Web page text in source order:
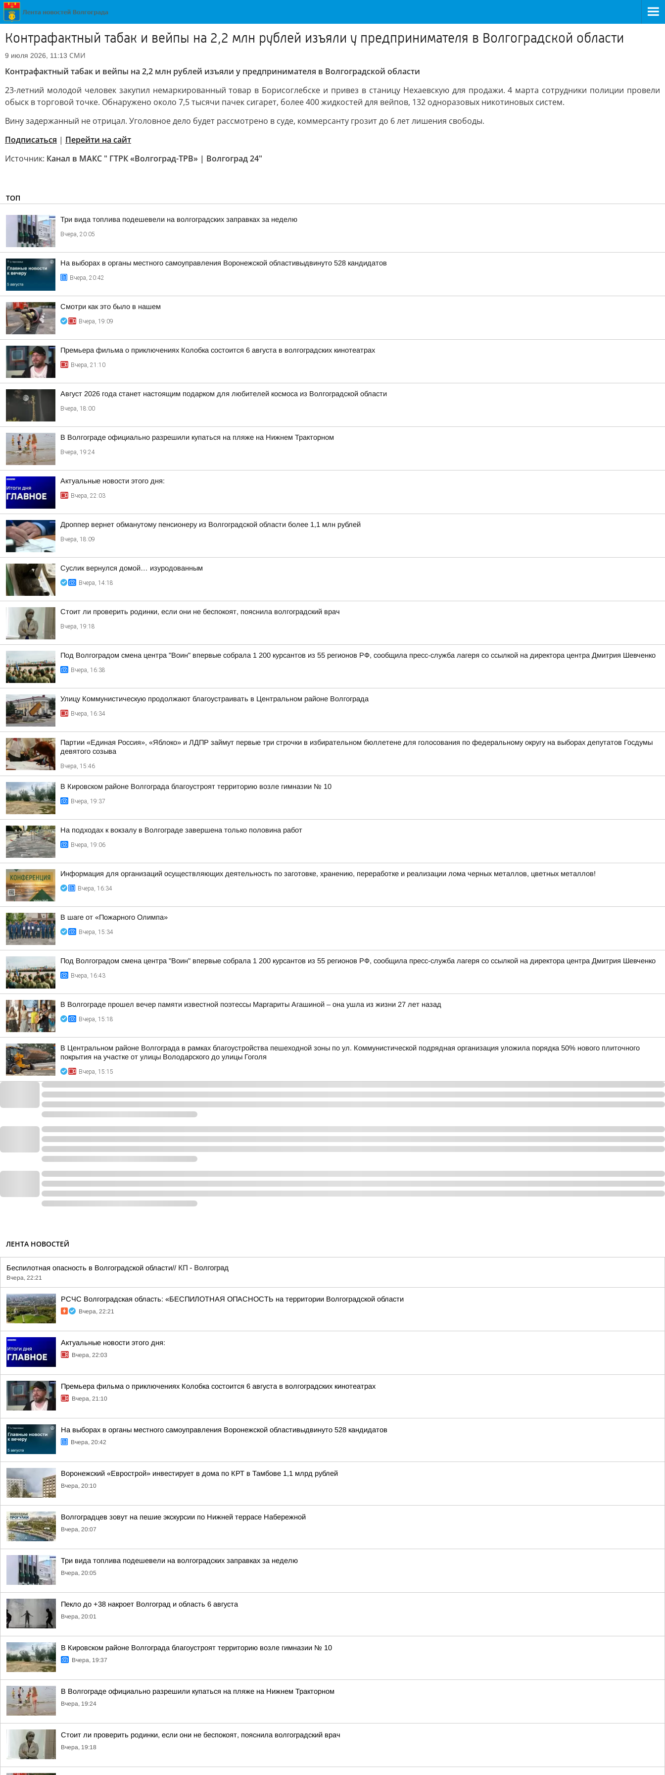
Контрафактный табак и вейпы на 2,2 млн рублей изъяли у предпринимателя в Волгоградской области
9 июля 2026, 11:13 СМИ
Контрафактный табак и вейпы на 2,2 млн рублей изъяли у предпринимателя в Волгоградской области
23-летний молодой человек закупил немаркированный товар в Борисоглебске и привез в станицу Нехаевскую для продажи. 4 марта сотрудники полиции провели
обыск в торговой точке. Обнаружено около 7,5 тысячи пачек сигарет, более 400 жидкостей для вейпов, 132 одноразовых никотиновых систем.
Вину задержанный не отрицал. Уголовное дело будет рассмотрено в суде, коммерсанту грозит до 6 лет лишения свободы.
Подписаться | Перейти на сайт
Источник: Канал в МАКС " ГТРК «Волгоград-ТРВ» | Волгоград 24"
ТОП
Три вида топлива подешевели на волгоградских заправках за неделю
Вчера, 20:05
На выборах в органы местного самоуправления Воронежской областивыдвинуто 528 кандидатов
Вчера, 20:42
Смотри как это было в нашем
Вчера, 19:09
Премьера фильма о приключениях Колобка состоится 6 августа в волгоградских кинотеатрах
Вчера, 21:10
Август 2026 года станет настоящим подарком для любителей космоса из Волгоградской области
Вчера, 18:00
В Волгограде официально разрешили купаться на пляже на Нижнем Тракторном
Вчера, 19:24
Актуальные новости этого дня:
Вчера, 22:03
Дроппер вернет обманутому пенсионеру из Волгоградской области более 1,1 млн рублей
Вчера, 18:09
Суслик вернулся домой… изуродованным
Вчера, 14:18
Стоит ли проверить родинки, если они не беспокоят, пояснила волгоградский врач
Вчера, 19:18
Под Волгоградом смена центра "Воин" впервые собрала 1 200 курсантов из 55 регионов РФ, сообщила пресс-служба лагеря со ссылкой на директора центра Дмитрия Шевченко
Вчера, 16:38
Улицу Коммунистическую продолжают благоустраивать в Центральном районе Волгограда
Вчера, 16:34
Партии «Единая Россия», «Яблоко» и ЛДПР займут первые три строчки в избирательном бюллетене для голосования по федеральному округу на выборах депутатов Госдумы
девятого созыва
Вчера, 15:46
В Кировском районе Волгограда благоустроят территорию возле гимназии № 10
Вчера, 19:37
На подходах к вокзалу в Волгограде завершена только половина работ
Вчера, 19:06
Информация для организаций осуществляющих деятельность по заготовке, хранению, переработке и реализации лома черных металлов, цветных металлов!
Вчера, 16:34
В шаге от «Пожарного Олимпа»
Вчера, 15:34
Под Волгоградом смена центра "Воин" впервые собрала 1 200 курсантов из 55 регионов РФ, сообщила пресс-служба лагеря со ссылкой на директора центра Дмитрия Шевченко
Вчера, 16:43
В Волгограде прошел вечер памяти известной поэтессы Маргариты Агашиной – она ушла из жизни 27 лет назад
Вчера, 15:18
В Центральном районе Волгограда в рамках благоустройства пешеходной зоны по ул. Коммунистической подрядная организация уложила порядка 50% нового плиточного
покрытия на участке от улицы Володарского до улицы Гоголя
Вчера, 15:15
ЛЕНТА НОВОСТЕЙ
Беспилотная опасность в Волгоградской области// КП - Волгоград
Вчера, 22:21
РСЧС Волгоградская область: «БЕСПИЛОТНАЯ ОПАСНОСТЬ на территории Волгоградской области
Вчера, 22:21
Актуальные новости этого дня:
Вчера, 22:03
Премьера фильма о приключениях Колобка состоится 6 августа в волгоградских кинотеатрах
Вчера, 21:10
На выборах в органы местного самоуправления Воронежской областивыдвинуто 528 кандидатов
Вчера, 20:42
Воронежский «Еврострой» инвестирует в дома по КРТ в Тамбове 1,1 млрд рублей
Вчера, 20:10
Волгоградцев зовут на пешие экскурсии по Нижней террасе Набережной
Вчера, 20:07
Три вида топлива подешевели на волгоградских заправках за неделю
Вчера, 20:05
Пекло до +38 накроет Волгоград и область 6 августа
Вчера, 20:01
В Кировском районе Волгограда благоустроят территорию возле гимназии № 10
Вчера, 19:37
В Волгограде официально разрешили купаться на пляже на Нижнем Тракторном
Вчера, 19:24
Стоит ли проверить родинки, если они не беспокоят, пояснила волгоградский врач
Вчера, 19:18